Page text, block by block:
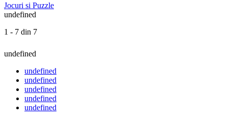
Jocuri si Puzzle
undefined
1 - 7 din 7
undefined
undefined
undefined
undefined
undefined
undefined